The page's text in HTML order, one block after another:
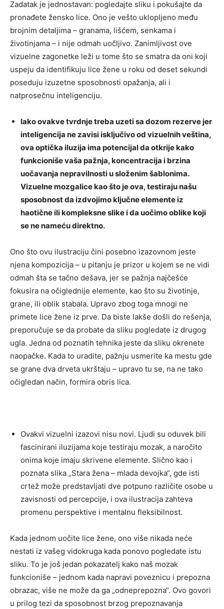
Zadatak je jednostavan: pogledajte sliku i pokušajte da
pronađete žensko lice. Ono je vešto uklopljeno među
brojnim detaljima – granama, lišćem, senkama i
životinjama – i nije odmah uočljivo. Zanimljivost ove
vizuelne zagonetke leži u tome što se smatra da oni koji
uspeju da identifikuju lice žene u roku od deset sekundi
poseduju izuzetne sposobnosti opažanja, ali i
natprosečnu inteligenciju.
Iako ovakve tvrdnje treba uzeti sa dozom rezerve jer
inteligencija ne zavisi isključivo od vizuelnih veština,
ova optička iluzija ima potencijal da otkrije kako
funkcioniše vaša pažnja, koncentracija i brzina
uočavanja nepravilnosti u složenim šablonima.
Vizuelne mozgalice kao što je ova, testiraju našu
sposobnost da izdvojimo ključne elemente iz
haotične ili kompleksne slike i da uočimo oblike koji
se ne nameću direktno.
Ono što ovu ilustraciju čini posebno izazovnom jeste
njena kompozicija – u pitanju je prizor u kojem se ne vidi
odmah šta se tačno dešava, jer se pažnja najčešće
fokusira na očiglednije elemente, kao što su životinje,
grane, ili oblik stabala. Upravo zbog toga mnogi ne
primete lice žene iz prve. Da biste lakše došli do rešenja,
preporučuje se da probate da sliku pogledate iz drugog
ugla. Jedna od poznatih tehnika jeste da sliku okrenete
naopačke. Kada to uradite, pažnju usmerite ka mestu gde
se grane dva drveta ukrštaju – upravo tu se, na ne tako
očigledan način, formira obris lica.
Ovakvi vizuelni izazovi nisu novi. Ljudi su oduvek bili
fascinirani iluzijama koje testiraju mozak, a naročito
onima koje imaju skrivene elemente. Slično kao i
poznata slika „Stara žena – mlada devojka“, gde isti
crtež može predstavljati dve potpuno različite osobe u
zavisnosti od percepcije, i ova ilustracija zahteva
promenu perspektive i mentalnu fleksibilnost.
Kada jednom uočite lice žene, ono više nikada neće
nestati iz vašeg vidokruga kada ponovo pogledate istu
sliku. To je još jedan pokazatelj kako naš mozak
funkcioniše – jednom kada napravi poveznicu i prepozna
obrazac, više ne može da ga „odneprepozna“. Ovo govori
u prilog tezi da sposobnost brzog prepoznavanja